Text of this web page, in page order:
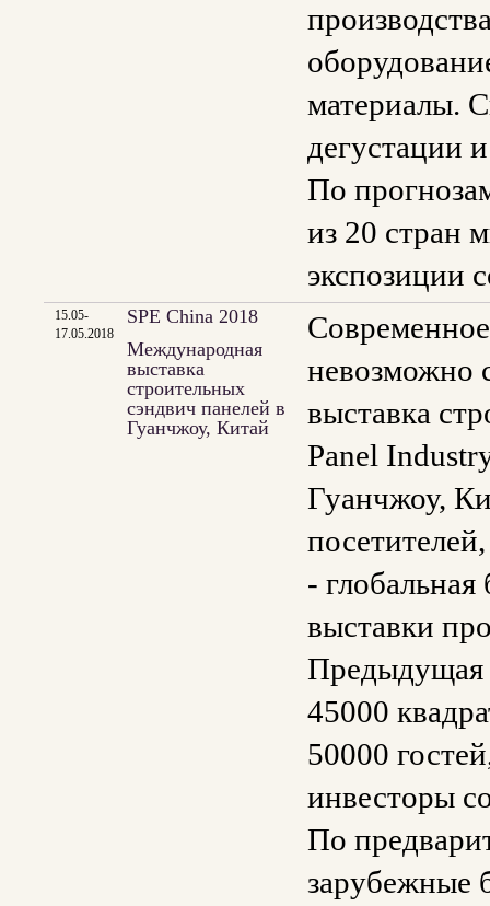
материалы.
дегустации
По
из 20 стран
экспозиции
15.05-
17.05.2018
SPE China 2018
Международная
выставка
строительных
сэндвич панелей в
Гуанчжоу, Китай
невозможно
выставка
Panel
Гуанчжоу,
-
выставки
Предыдущая
45000
50000
инвесторы
По
зарубежные